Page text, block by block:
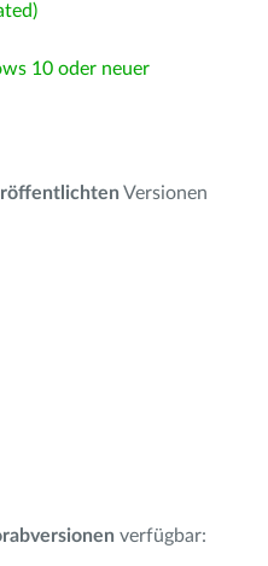
10 oder neuer
Versionen
verfügbar: